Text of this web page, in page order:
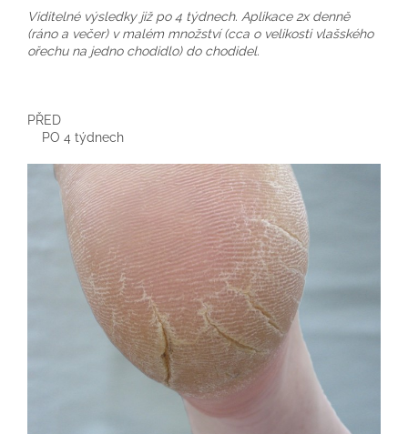
Viditelné výsledky již po 4 týdnech. Aplikace 2x denně
(ráno a večer) v malém množství (cca o velikosti vlašského
ořechu na jedno chodidlo) do chodidel.
PŘED
PO 4 týdnech